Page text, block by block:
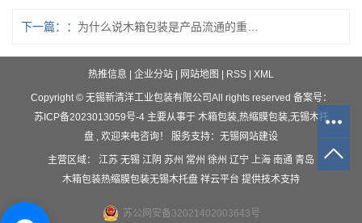
下一篇：
热推信息 | 企业分站 | 网站地图 | RSS | XML
Copyright © 无锡新清洋工业包装有限公司All rights reserved 备案号：
苏ICP备2023013059号-4主要从事于 木箱包装, 热缩膜包装, 无锡木托
盘 , 欢迎来电咨询！ 服务支持： 无锡网站建设
主营区域： 江苏 无锡 江阴 苏州 常州 徐州 辽宁 上海 南通 青岛
木箱包装热缩膜包装无锡木托盘 祥云平台 提供技术支持
苏公网安备32021402003643号